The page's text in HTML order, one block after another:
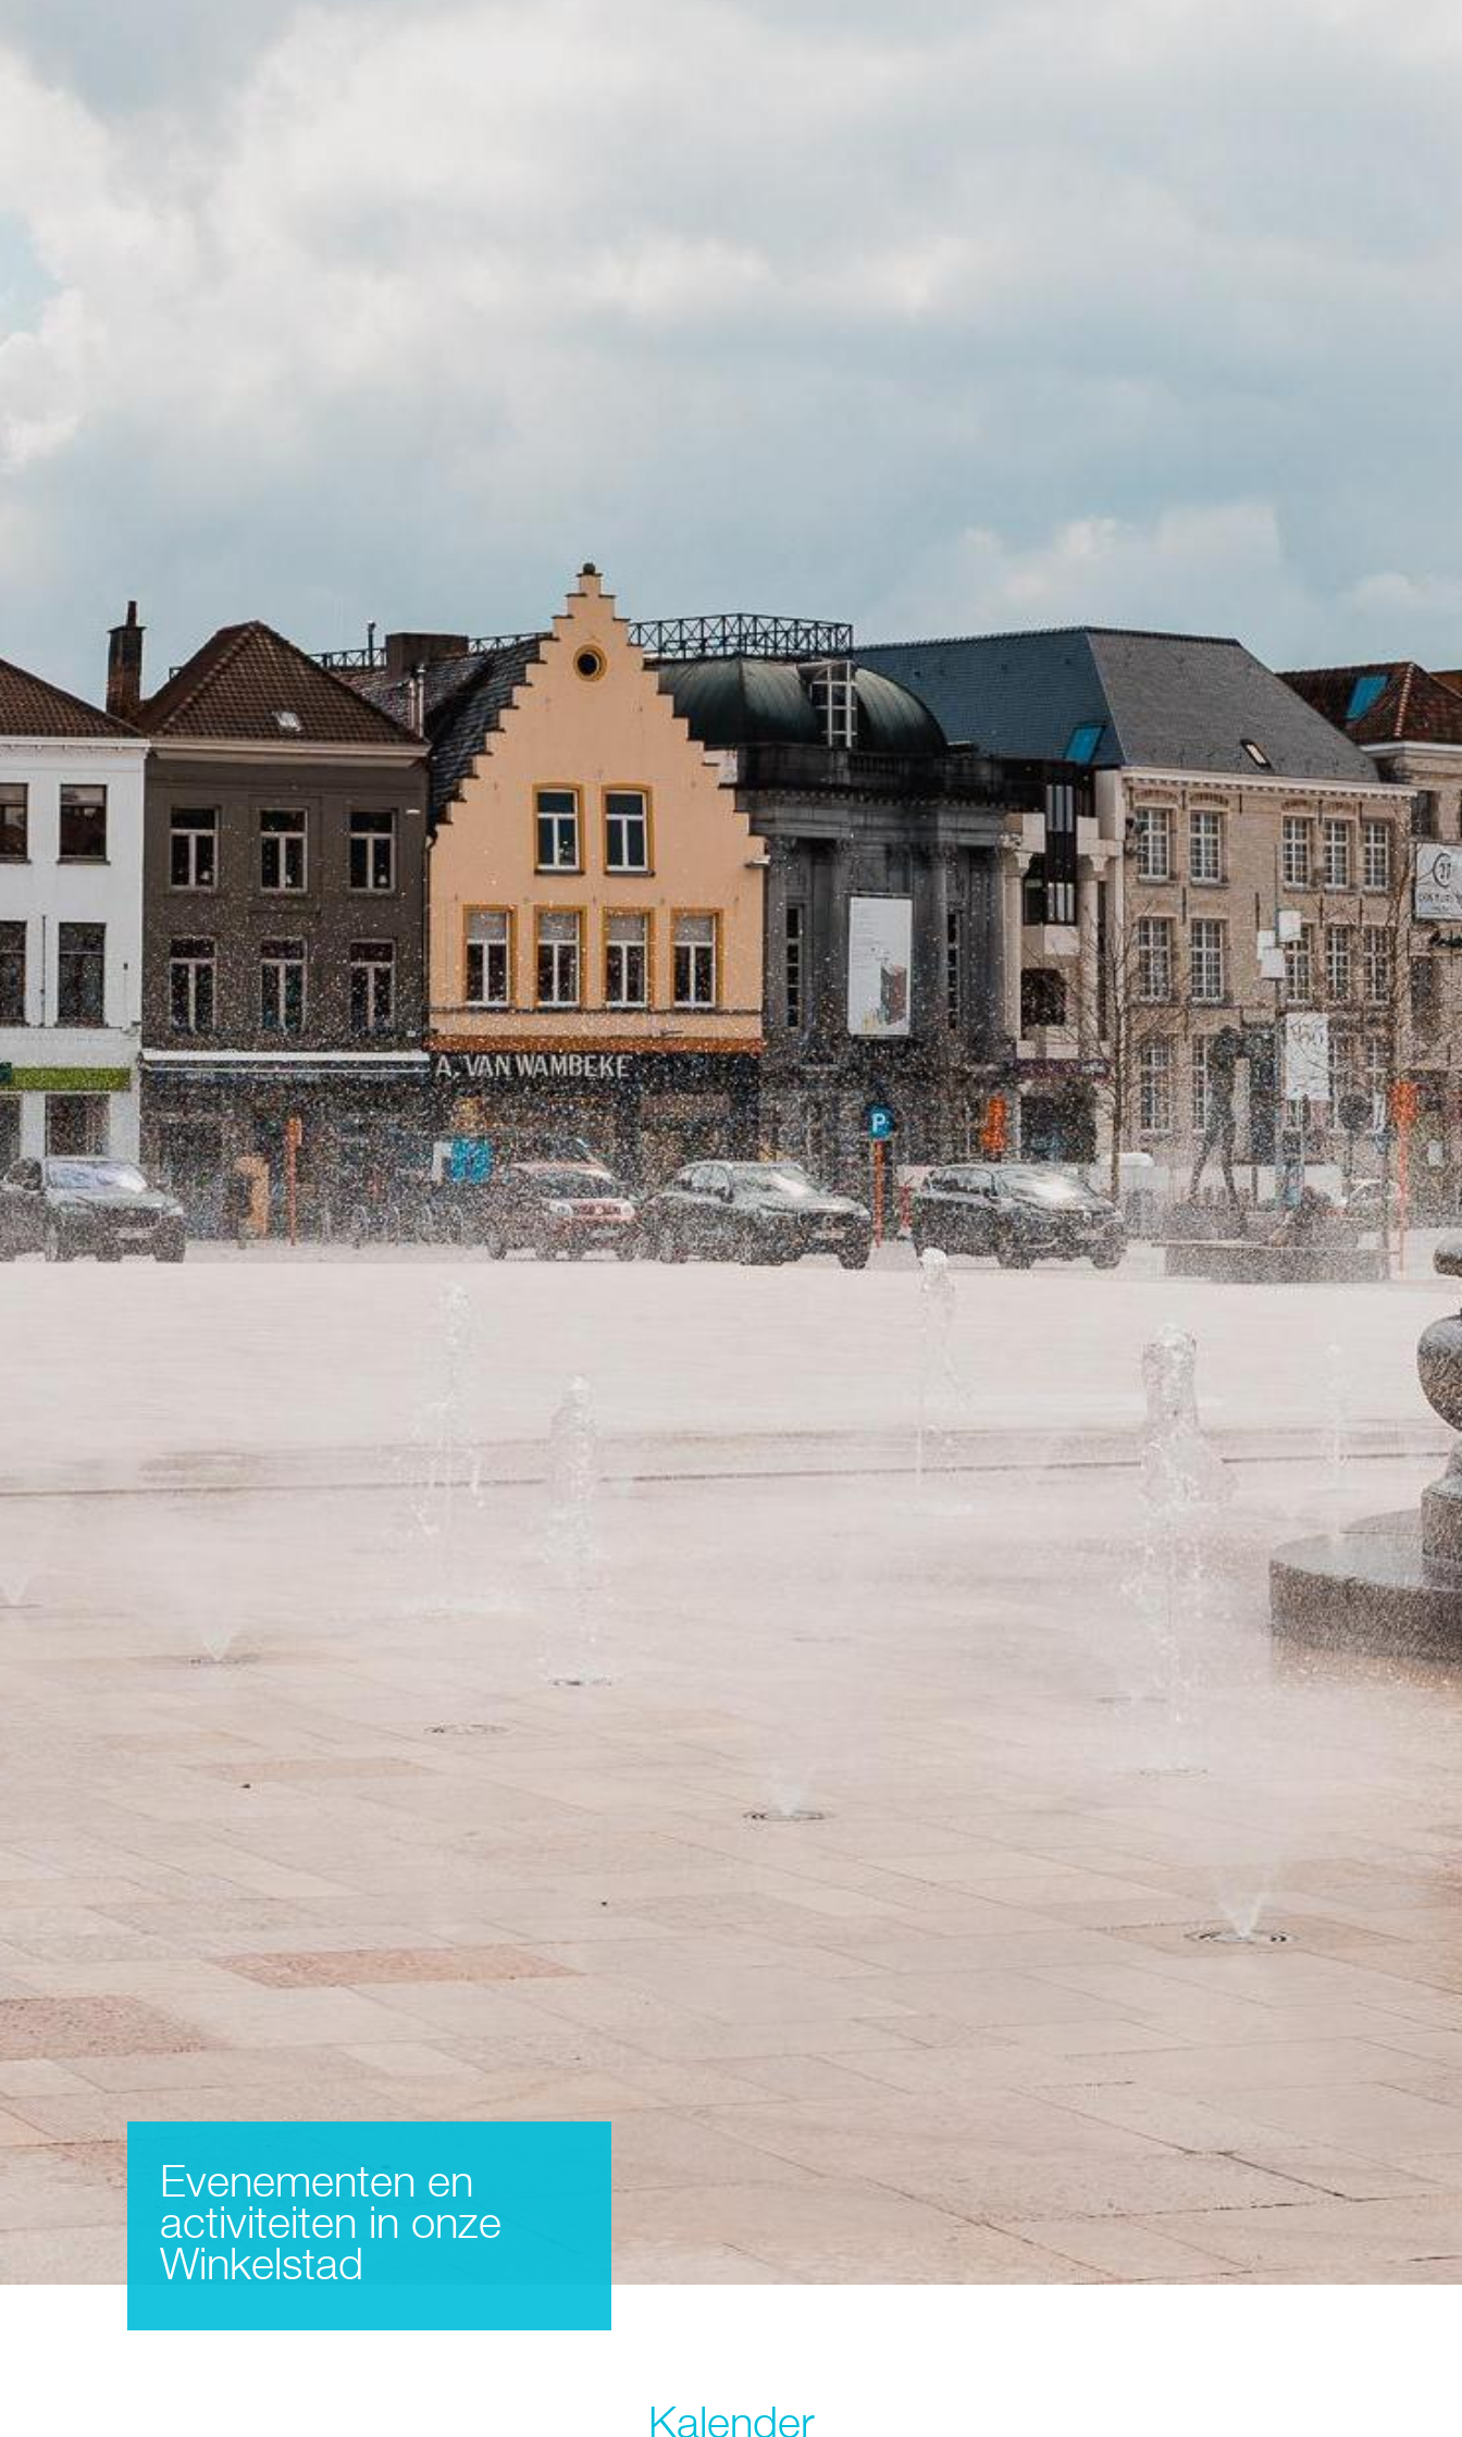
Evenementen en
activiteiten in onze
Winkelstad
Kalender